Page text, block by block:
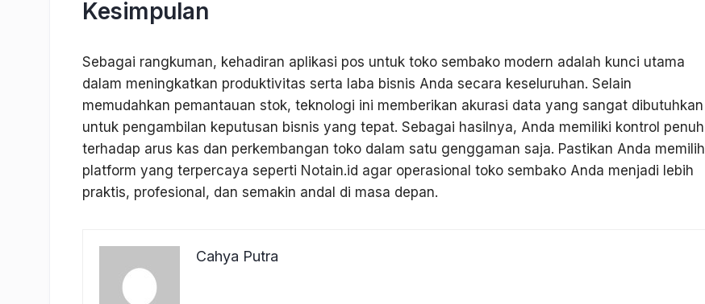
Kesimpulan
Sebagai rangkuman, kehadiran aplikasi pos untuk toko sembako modern adalah kunci utama
dalam meningkatkan produktivitas serta laba bisnis Anda secara keseluruhan. Selain
memudahkan pemantauan stok, teknologi ini memberikan akurasi data yang sangat dibutuhkan
untuk pengambilan keputusan bisnis yang tepat. Sebagai hasilnya, Anda memiliki kontrol penuh
terhadap arus kas dan perkembangan toko dalam satu genggaman saja. Pastikan Anda memilih
platform yang terpercaya seperti Notain.id agar operasional toko sembako Anda menjadi lebih
praktis, profesional, dan semakin andal di masa depan.
Cahya Putra